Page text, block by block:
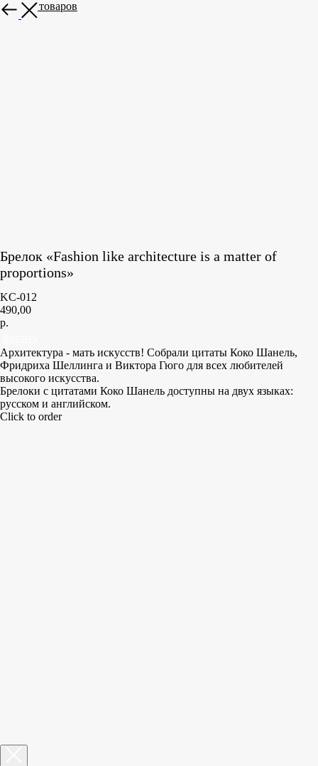
Больше товаров
Брелок «Fashion like architecture is a matter of
proportions»
KC-012
490,00
р.
Архитектура - мать искусств! Собрали цитаты Коко Шанель,
Фридриха Шеллинга и Виктора Гюго для всех любителей
высокого искусства.
Брелоки с цитатами Коко Шанель доступны на двух языках:
русском и английском.
Click to order